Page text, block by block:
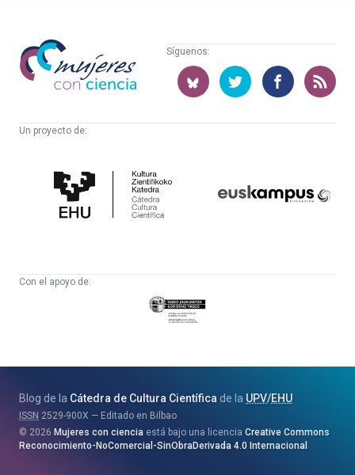
Mujeres
con
ciencia
Síguenos:
Un proyecto de:
Cultura
Científica
Con el apoyo de:
Eusko
Jaurlaritza
eta
Berrikuntza
Saila
Blog de la Cátedra de Cultura Científica de la UPV/EHU
ISSN 2529-900X
Editado en Bilbao
2026 Mujeres con ciencia está bajo una licencia Creative Commons
Reconocimiento-NoComercial-SinObraDerivada 4.0 Internacional